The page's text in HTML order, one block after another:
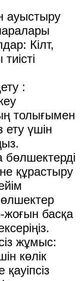
ауыстыру
Кілт,
‌:
толығымен
үшін
бөлшектерді
құрастыру
жоғын басқа
жұмыс:
көлік